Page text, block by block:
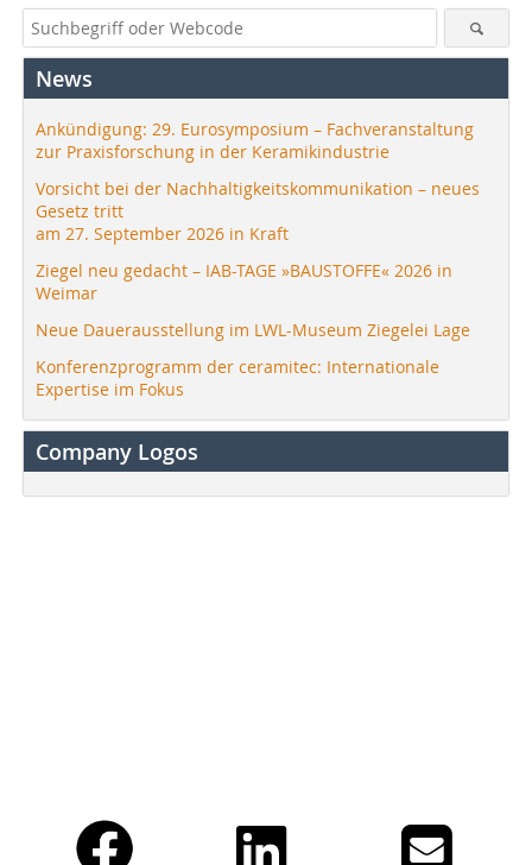
News
Ankündigung: 29. Eurosymposium – Fachveranstaltung
zur Praxisforschung in der Keramikindustrie
Vorsicht bei der Nachhaltigkeitskommunikation – neues
Gesetz tritt
am 27. September 2026 in Kraft
Ziegel neu gedacht – IAB-TAGE »BAUSTOFFE« 2026 in
Weimar
Neue Dauerausstellung im LWL-Museum Ziegelei Lage
Konferenzprogramm der ceramitec: Internationale
Expertise im Fokus
Company Logos